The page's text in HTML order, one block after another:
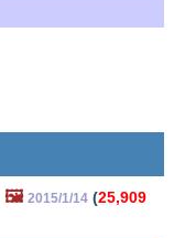
🖼️ 2015/1/14 (25,909